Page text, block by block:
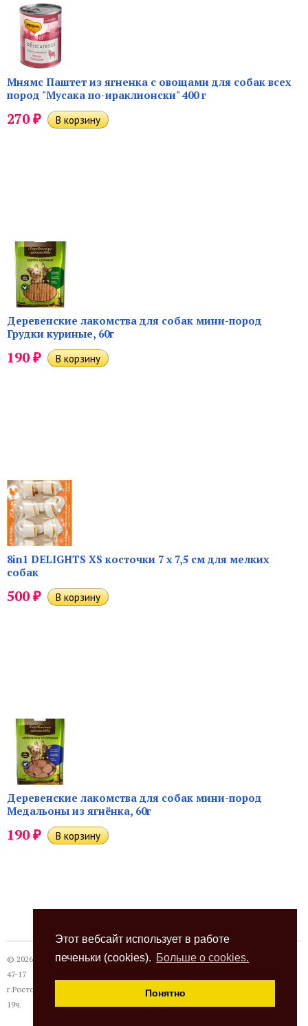
Этот вебсайт использует в работе
печеньки (cookies). Больше о cookies.
Понятно
Мнямс Паштет из ягненка с овощами для собак всех
пород "Мусака по-ираклионски" 400 г
270₽
Деревенские лакомства для собак мини-пород
Грудки куриные, 60г
190₽
8in1 DELIGHTS XS косточки 7 х 7,5 см для мелких
собак
500₽
Деревенские лакомства для собак мини-пород
Медальоны из ягнёнка, 60г
190₽
© 2026 Термокот, +7 (863) 24-28-999 +7 (989) 620-
47-17
г.Ростов-на-Дону, ул. Павлодарская, 18а, с 10 до
19ч.